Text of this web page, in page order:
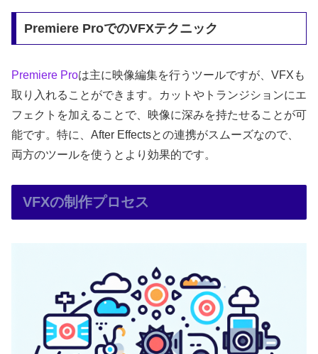
Premiere ProでのVFXテクニック
Premiere Proは主に映像編集を行うツールですが、VFXも
取り入れることができます。カットやトランジションにエ
フェクトを加えることで、映像に深みを持たせることが可
能です。特に、After Effectsとの連携がスムーズなので、
両方のツールを使うとより効果的です。
VFXの制作プロセス